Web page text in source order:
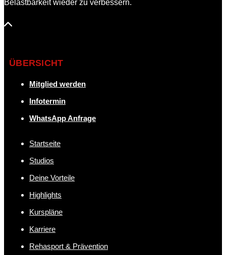
Belastbarkeit wieder zu verbessern.
ÜBERSICHT
Mitglied werden
Infotermin
WhatsApp Anfrage
Startseite
Studios
Deine Vorteile
Highlights
Kurspläne
Karriere
Rehasport & Prävention